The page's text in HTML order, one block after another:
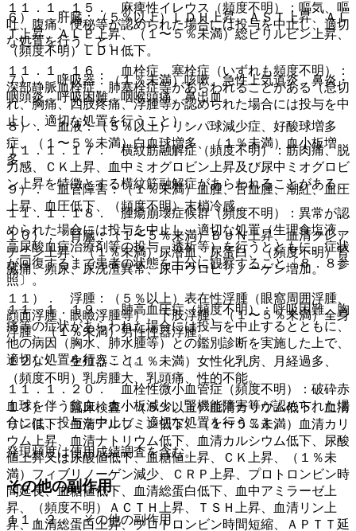
６）． 肝臓：（５％以上）ＬＤＨ上昇、ＡＳＴ上昇、ＡＬ
Ｔ上昇、ＡＬＰ上昇、（１〜５％未満）総ビリルビン上昇、
（頻度不明）ＬＤＨ低下。
７）． 呼吸器：（１％未満）咳嗽、急性上気道炎、鼻炎・
咽頭炎、呼吸困難、咽喉頭痛、鼻出血。
８）． 血液：（５％以上）リンパ球減少症、好酸球増多
症、（１〜５％未満）白血球増多、（１％未満）血小板増
多。
９）． 血管障害：（１％未満）血腫、舌血腫、潮紅、血圧
上昇、血圧低下、（頻度不明）末梢冷感。
１０）． 腎臓：（１〜５％未満）ＢＵＮ上昇、血清クレア
チニン上昇、（１％未満）尿潜血、尿蛋白、（頻度不明）腎
臓痛、頻尿、尿沈渣異常、尿中ウロビリノーゲン増加。
１１）． 浮腫：（５％以上）表在性浮腫（眼窩周囲浮腫、
顔面浮腫、眼瞼浮腫等）、下肢浮腫、（１〜５％未満）全身
浮腫、（１％未満）男性性器浮腫。
１２）． 生殖器：（１％未満）女性化乳房、月経過多、
（頻度不明）乳房腫大、乳頭痛、性的不能。
１３）． 臨床検査：（５％以上）血清カリウム低下、血清
リン低下、血清アルブミン低下、（１〜５％未満）血清カリ
ウム上昇、血清ナトリウム低下、血清カルシウム低下、尿酸
値上昇又は尿酸値低下、血糖値上昇、ＣＫ上昇、（１％未
満）フィブリノーゲン減少、ＣＲＰ上昇、プロトロンビン時
間延長、血糖値低下、血清総蛋白低下、血中アミラーゼ上
昇、（頻度不明）ＡＣＴＨ上昇、ＴＳＨ上昇、血清リン上
昇、血清総蛋白上昇、プロトロンビン時間短縮、ＡＰＴＴ延
１１．１．１５． 麻痺性イレウス（頻度不明）：嘔気、嘔
吐、腹痛、便秘等が認められた場合には投与を中止し、適切
な処置を行うこと。
１１．１．１６． 血栓症、塞栓症（いずれも頻度不明）：
深部静脈血栓症、肺塞栓症等があらわれることがある（息切
れ、胸痛、四肢疼痛、浮腫等が認められた場合には投与を中
止し、適切な処置を行うこと）。
１１．１．１７． 横紋筋融解症（頻度不明）：筋肉痛、脱
力感、ＣＫ上昇、血中ミオグロビン上昇及び尿中ミオグロビ
ン上昇を特徴とする横紋筋融解症があらわれることがある。
１１．１．１８． 腫瘍崩壊症候群（頻度不明）：異常が認
められた場合には投与を中止し、適切な処置（生理食塩液、
高尿酸血症治療剤等の投与、透析等）を行うとともに、症状
が回復するまで患者の状態を十分に観察すること〔８．８参
照〕。
１１．１．１９． 肺高血圧症（頻度不明）：呼吸困難、胸
痛等の症状があらわれた場合には投与を中止するとともに、
他の病因（胸水、肺水腫等）との鑑別診断を実施した上で、
適切な処置を行うこと。
１１．１．２０． 血栓性微小血管症（頻度不明）：破砕赤
血球を伴う貧血、血小板減少、腎機能障害等が認められた場
合には、投与を中止し、適切な処置を行うこと。
発現頻度は使用成績調査を含む。
その他の副作用
１１．２． その他の副作用